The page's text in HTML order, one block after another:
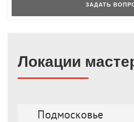
ЗАДАТЬ
Локации
Подмосковье